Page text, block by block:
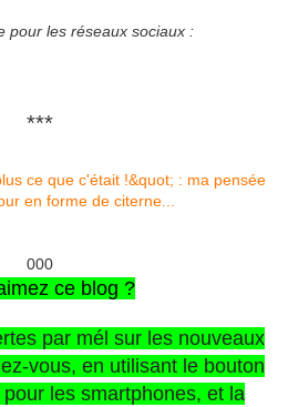
pour les réseaux sociaux :
***
000
ce blog ?
par mél sur les nouveaux
vous, en utilisant le bouton
les smartphones, et la